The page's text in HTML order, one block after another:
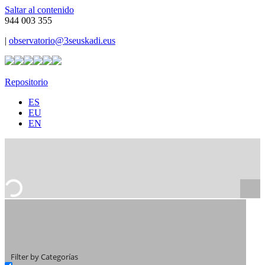
Saltar al contenido
944 003 355
| observatorio@3seuskadi.eus
Repositorio
ES
EU
EN
Filter by Categorías